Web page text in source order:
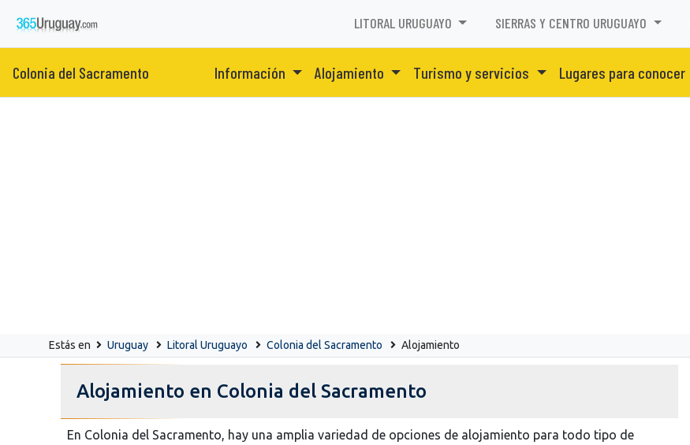
LITORAL URUGUAYO SIERRAS Y CENTRO URUGUAYO
Colonia del Sacramento Información Alojamiento Turismo y servicios Lugares para conocer
Estás en Uruguay Litoral Uruguayo Colonia del Sacramento Alojamiento
Alojamiento en Colonia del Sacramento
En Colonia del Sacramento, hay una amplia variedad de opciones de alojamiento para todo tipo de